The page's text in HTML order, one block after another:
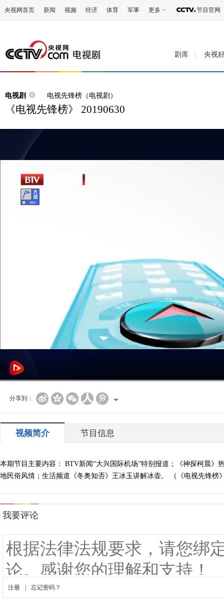
央视网首页 新闻 视频 经济 体育 军事 更多 节目官网
剧库 央视
电视剧 电视先锋榜（电视剧）
《电视先锋榜》 20190630
分享到：
视频简介 节目信息
本期节目主要内容： BTV新闻“大兴国际机场”特别报道；《神探柯晨
地民俗风情；生活频道《冬奥知否》王冰玉讲解冰壶。 （《电视先锋榜